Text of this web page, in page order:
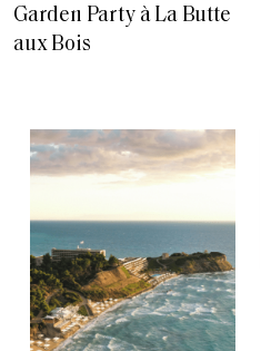
Garden Party à La Butte
aux Bois